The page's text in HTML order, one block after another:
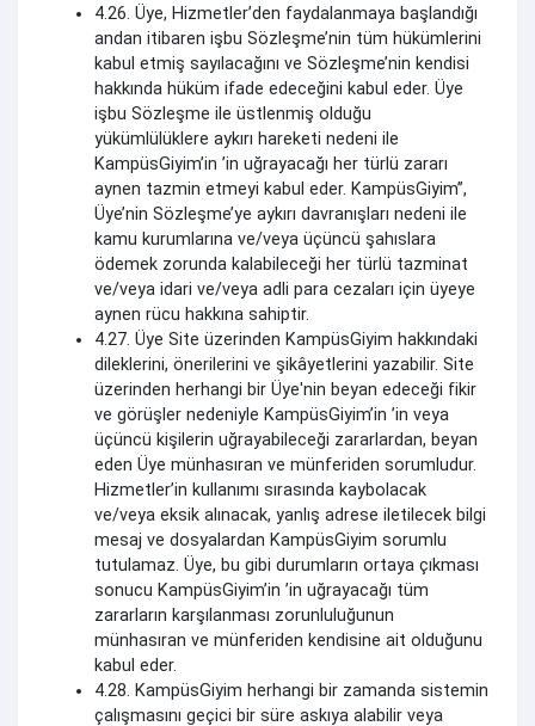
4.26. Üye, Hizmetler’den faydalanmaya başlandığı
andan itibaren işbu Sözleşme’nin tüm hükümlerini
kabul etmiş sayılacağını ve Sözleşme’nin kendisi
hakkında hüküm ifade edeceğini kabul eder. Üye
işbu Sözleşme ile üstlenmiş olduğu
yükümlülüklere aykırı hareketi nedeni ile
KampüsGiyim’in ’in uğrayacağı her türlü zararı
aynen tazmin etmeyi kabul eder. KampüsGiyim’’,
Üye’nin Sözleşme’ye aykırı davranışları nedeni ile
kamu kurumlarına ve/veya üçüncü şahıslara
ödemek zorunda kalabileceği her türlü tazminat
ve/veya idari ve/veya adli para cezaları için üyeye
aynen rücu hakkına sahiptir.
4.27. Üye Site üzerinden KampüsGiyim hakkındaki
dileklerini, önerilerini ve şikâyetlerini yazabilir. Site
üzerinden herhangi bir Üye'nin beyan edeceği fikir
ve görüşler nedeniyle KampüsGiyim’in ’in veya
üçüncü kişilerin uğrayabileceği zararlardan, beyan
eden Üye münhasıran ve münferiden sorumludur.
Hizmetler’in kullanımı sırasında kaybolacak
ve/veya eksik alınacak, yanlış adrese iletilecek bilgi
mesaj ve dosyalardan KampüsGiyim sorumlu
tutulamaz. Üye, bu gibi durumların ortaya çıkması
sonucu KampüsGiyim’in ’in uğrayacağı tüm
zararların karşılanması zorunluluğunun
münhasıran ve münferiden kendisine ait olduğunu
kabul eder.
4.28. KampüsGiyim herhangi bir zamanda sistemin
çalışmasını geçici bir süre askıya alabilir veya